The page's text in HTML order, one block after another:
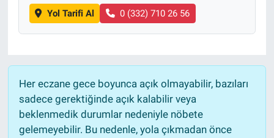
Yol Tarifi Al 0 (332) 710 26 56
Her eczane gece boyunca açık olmayabilir, bazıları
sadece gerektiğinde açık kalabilir veya
beklenmedik durumlar nedeniyle nöbete
gelemeyebilir. Bu nedenle, yola çıkmadan önce